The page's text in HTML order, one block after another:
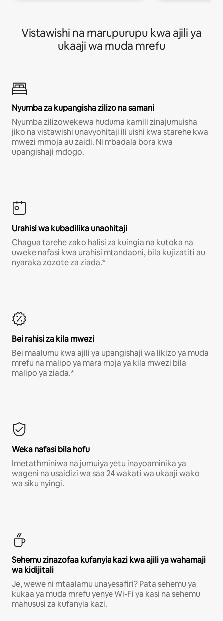
Vistawishi na marupurupu kwa ajili ya
ukaaji wa muda mrefu
Nyumba za kupangisha zilizo na samani
Nyumba zilizowekewa huduma kamili zinajumuisha
jiko na vistawishi unavyohitaji ili uishi kwa starehe kwa
mwezi mmoja au zaidi. Ni mbadala bora kwa
upangishaji mdogo.
Urahisi wa kubadilika unaohitaji
Chagua tarehe zako halisi za kuingia na kutoka na
uweke nafasi kwa urahisi mtandaoni, bila kujizatiti au
nyaraka zozote za ziada.*
Bei rahisi za kila mwezi
Bei maalumu kwa ajili ya upangishaji wa likizo ya muda
mrefu na malipo ya mara moja ya kila mwezi bila
malipo ya ziada.*
Weka nafasi bila hofu
Imetathminiwa na jumuiya yetu inayoaminika ya
wageni na usaidizi wa saa 24 wakati wa ukaaji wako
wa siku nyingi.
Sehemu zinazofaa kufanyia kazi kwa ajili ya wahamaji
wa kidijitali
Je, wewe ni mtaalamu unayesafiri? Pata sehemu ya
kukaa ya muda mrefu yenye Wi-Fi ya kasi na sehemu
mahususi za kufanyia kazi.